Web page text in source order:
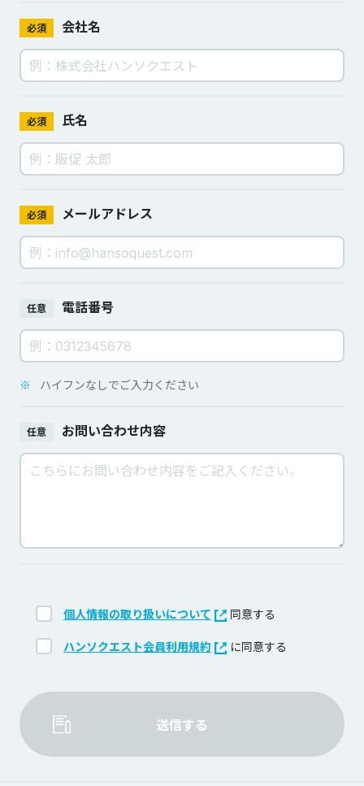
必須 会社名
必須 氏名
必須 メールアドレス
任意 電話番号
※ ハイフンなしでご入力ください
任意 お問い合わせ内容
個人情報の取り扱いについて 同意する
ハンソクエスト会員利用規約 に同意する
送信する